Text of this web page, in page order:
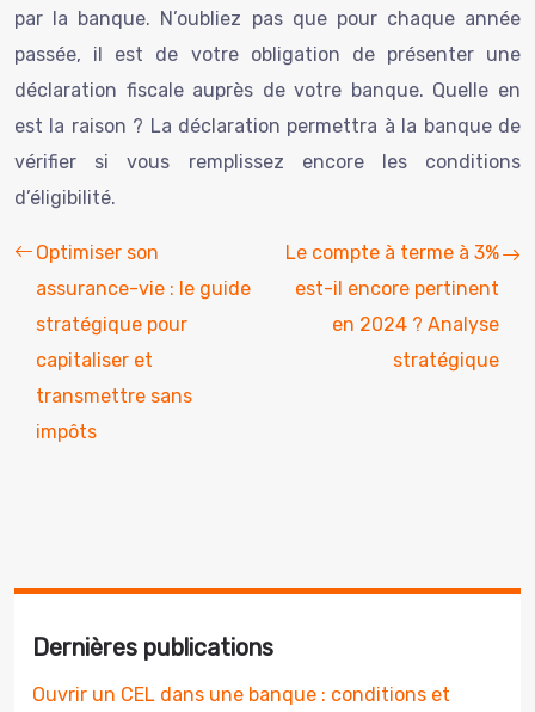
par la banque. N’oubliez pas que pour chaque année
passée, il est de votre obligation de présenter une
déclaration fiscale auprès de votre banque. Quelle en
est la raison ? La déclaration permettra à la banque de
vérifier si vous remplissez encore les conditions
d’éligibilité.
Optimiser son
assurance-vie : le guide
stratégique pour
capitaliser et
transmettre sans
impôts
Le compte à terme à 3%
est-il encore pertinent
en 2024 ? Analyse
stratégique
Dernières publications
Ouvrir un CEL dans une banque : conditions et